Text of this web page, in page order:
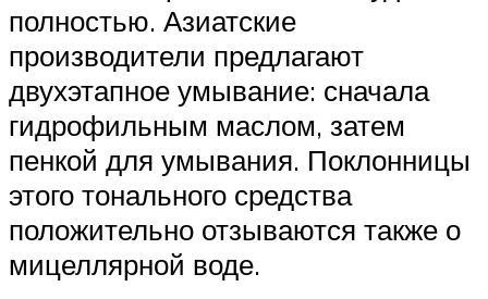
полностью. Азиатские
производители предлагают
двухэтапное умывание: сначала
гидрофильным маслом, затем
пенкой для умывания. Поклонницы
этого тонального средства
положительно отзываются также о
мицеллярной воде.